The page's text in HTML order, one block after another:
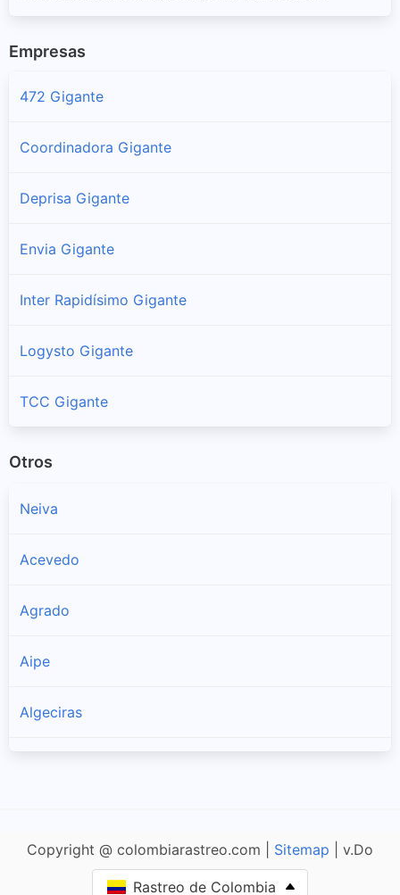
Empresas
472 Gigante
Coordinadora Gigante
Deprisa Gigante
Envia Gigante
Inter Rapidísimo Gigante
Logysto Gigante
TCC Gigante
Otros
Neiva
Acevedo
Agrado
Aipe
Algeciras
Campoalegre
Copyright @ colombiarastreo.com | Sitemap | v.Do
Rastreo de Colombia